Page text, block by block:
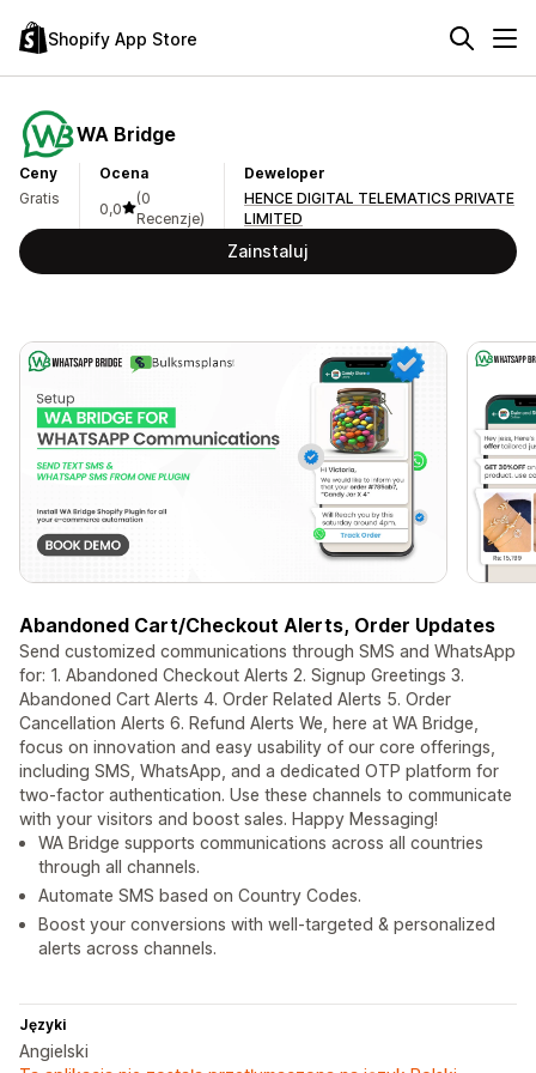
Shopify App Store
WA Bridge
Ceny
Gratis
Ocena
0,0
(0
Recenzje)
Deweloper
HENCE DIGITAL TELEMATICS PRIVATE
LIMITED
Zainstaluj
Abandoned Cart/Checkout Alerts, Order Updates
Send customized communications through SMS and WhatsApp
for: 1. Abandoned Checkout Alerts 2. Signup Greetings 3.
Abandoned Cart Alerts 4. Order Related Alerts 5. Order
Cancellation Alerts 6. Refund Alerts We, here at WA Bridge,
focus on innovation and easy usability of our core offerings,
including SMS, WhatsApp, and a dedicated OTP platform for
two-factor authentication. Use these channels to communicate
with your visitors and boost sales. Happy Messaging!
WA Bridge supports communications across all countries
through all channels.
Automate SMS based on Country Codes.
Boost your conversions with well-targeted & personalized
alerts across channels.
Języki
Angielski